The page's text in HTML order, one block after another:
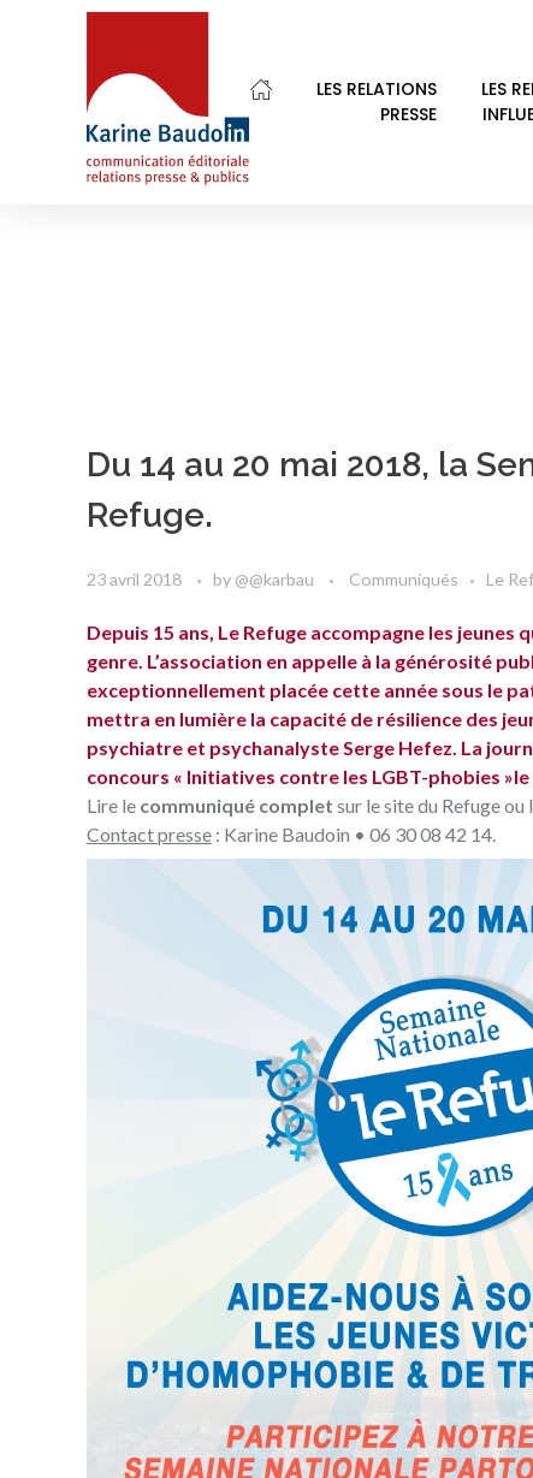
LES RELATIONS
PRESSE
LES
Home
POSTS TAGGED:
Du 14 au 20 mai 2018, la
Refuge.
23 avril 2018 by @@karbau Communiqués Le
Depuis 15 ans, Le Refuge accompagne les
genre. L’association en appelle à la générosité
exceptionnellement placée cette année sous le
mettra en lumière la capacité de résilience des
psychiatre et psychanalyste Serge Hefez. La
concours « Initiatives contre les LGBT-phobies »le
Lire le communiqué complet sur le site du Refuge ou
Contact presse : Karine Baudoin • 06 30 08 42 14.